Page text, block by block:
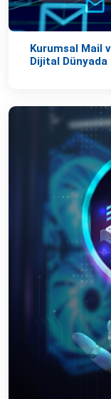
Kurumsal Mail
Dijital Dünyada